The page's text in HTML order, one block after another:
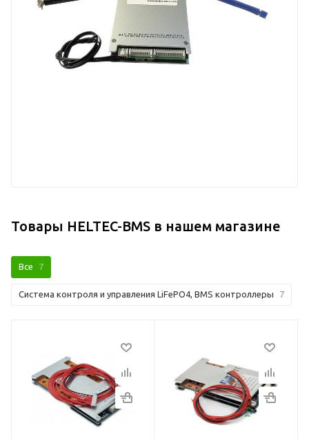
Товары HELTEC-BMS в нашем магазине
Все 7
Система контроля и управления LiFePO4, BMS контроллеры 7
BMS
Напряжение
ячейки
Активный балансир
Напряжение
ячейки
1,8-4,5 В